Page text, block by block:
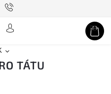
Hledat
TÁTU